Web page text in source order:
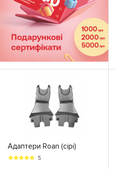
Адаптери Roan (сірі)
5